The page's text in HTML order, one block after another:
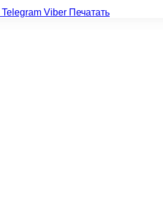
Telegram Viber Печатать